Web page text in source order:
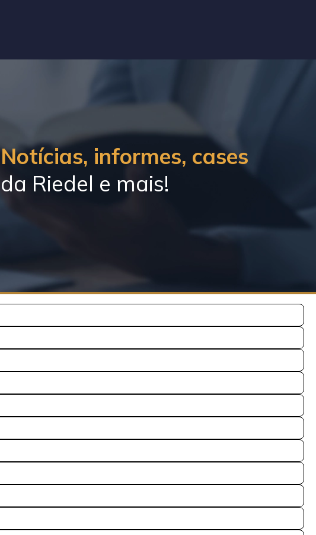
Notícias, informes, cases
da Riedel e mais!